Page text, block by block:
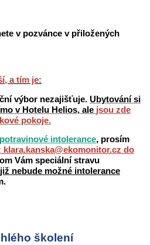
v pozvánce v přiložených
a tím je:
výbor nezajišťuje. Ubytování si
v Hotelu Helios, ale jsou zde
pokoje.
potravinové intolerance, prosím
klara.kanska@ekomonitor.cz do
Vám speciální stravu
nebude možné intolerance
školení